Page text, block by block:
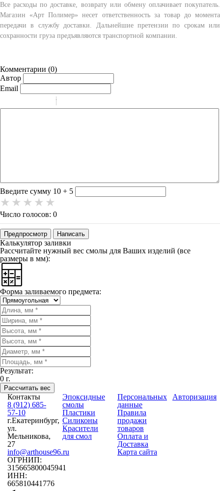
Все расходы по доставке, возврату или обмену оплачивает покупатель.
Магазин «Арт Полимер» несет ответственность за товар до момента
передачи в службу доставки. Дальнейшие претензии по срокам или
сохранности груза предъявляются транспортной компании.
Комментарии (0)
Автор
Email
-
-
-
Введите сумму 10 + 5
Число голосов: 0
Предпросмотр Написать
Калькулятор заливки
Рассчитайте нужный вес смолы для Ваших изделий (все
размеры в мм):
Форма заливаемого предмета:
Результат:
0 г.
Рассчитать вес
Контакты
8 (912) 685-
57-10
г.Екатеринбург,
ул.
Мельникова,
27
info@arthouse96.ru
ОГРНИП:
315665800045941
ИНН:
665810441776
Эпоксидные
смолы
Пластики
Силиконы
Красители
для смол
Персональных
данные
Правила
продажи
товаров
Оплата и
Доставка
Карта сайта
Авторизация